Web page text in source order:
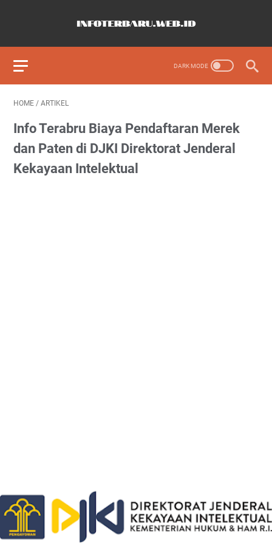
HOME / ARTIKEL
Info Terabru Biaya Pendaftaran Merek
dan Paten di DJKI Direktorat Jenderal
Kekayaan Intelektual